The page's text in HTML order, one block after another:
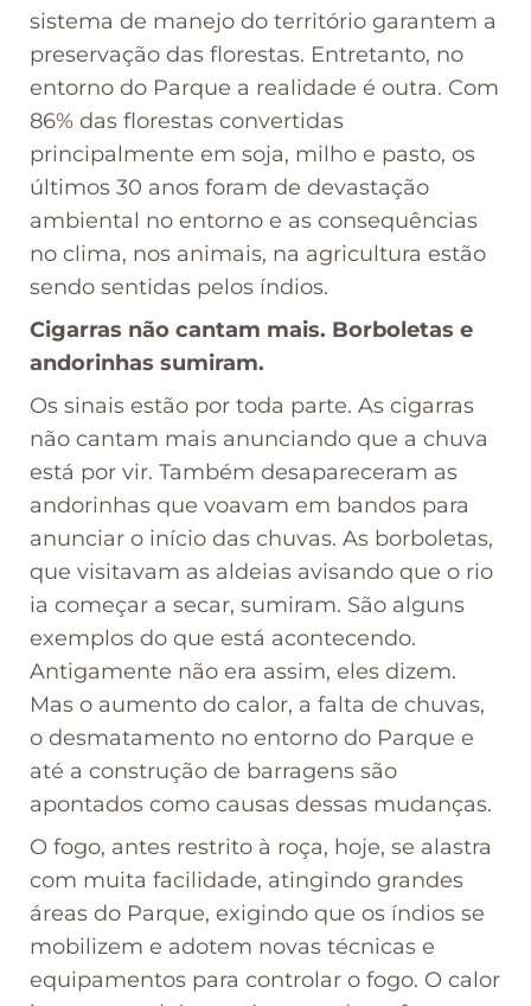
sistema de manejo do território garantem a
preservação das florestas. Entretanto, no
entorno do Parque a realidade é outra. Com
86% das florestas convertidas
principalmente em soja, milho e pasto, os
últimos 30 anos foram de devastação
ambiental no entorno e as consequências
no clima, nos animais, na agricultura estão
sendo sentidas pelos índios.
Cigarras não cantam mais. Borboletas e
andorinhas sumiram.
Os sinais estão por toda parte. As cigarras
não cantam mais anunciando que a chuva
está por vir. Também desapareceram as
andorinhas que voavam em bandos para
anunciar o início das chuvas. As borboletas,
que visitavam as aldeias avisando que o rio
ia começar a secar, sumiram. São alguns
exemplos do que está acontecendo.
Antigamente não era assim, eles dizem.
Mas o aumento do calor, a falta de chuvas,
o desmatamento no entorno do Parque e
até a construção de barragens são
apontados como causas dessas mudanças.
O fogo, antes restrito à roça, hoje, se alastra
com muita facilidade, atingindo grandes
áreas do Parque, exigindo que os índios se
mobilizem e adotem novas técnicas e
equipamentos para controlar o fogo. O calor